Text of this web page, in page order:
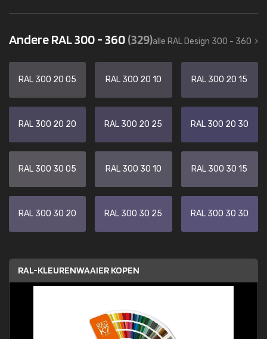
Andere RAL 300 - 360(329)alle RAL Design 300 - 360
RAL 300 20 05 RAL 300 20 10 RAL 300 20 15
RAL 300 20 20 RAL 300 20 25 RAL 300 20 30
RAL 300 30 05 RAL 300 30 10 RAL 300 30 15
RAL 300 30 20 RAL 300 30 25 RAL 300 30 30
RAL-KLEURENWAAIER KOPEN